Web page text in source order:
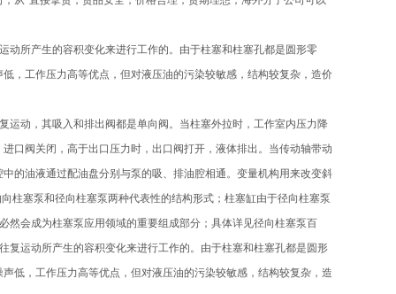
动所产生的容积变化来进行工作的。由于柱塞和柱塞孔都是圆形零
，工作压力高等优点，但对液压油的污染较敏感，结构较复杂，造价
运动，其吸入和排出阀都是单向阀。当柱塞外拉时，工作室内压力降
口阀关闭，高于出口压力时，出口阀打开，液体排出。当传动轴带动
的油液通过配油盘分别与泵的吸、排油腔相通。变量机构用来改变斜
柱塞泵和径向柱塞泵两种代表性的结构形式；柱塞缸由于径向柱塞泵
然会成为柱塞泵应用领域的重要组成部分；具体详见径向柱塞泵百
复运动所产生的容积变化来进行工作的。由于柱塞和柱塞孔都是圆形
低，工作压力高等优点，但对液压油的污染较敏感，结构较复杂，造